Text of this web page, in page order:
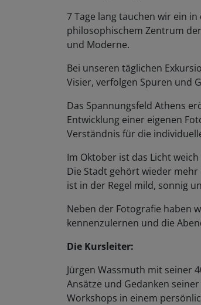
7 Tage lang tauchen wir ein
philosophischem Zentrum
und Moderne.
Bei unseren täglichen
Visier, verfolgen Spuren und
Das Spannungsfeld Athens
Entwicklung einer eigenen
Verständnis für die
Im Oktober ist das Licht
Die Stadt gehört wieder
ist in der Regel mild, sonnig
Neben der Fotografie haben
kennenzulernen und die
Die Kursleiter:
Jürgen Wassmuth mit seiner
Ansätze und Gedanken
Workshops in einem